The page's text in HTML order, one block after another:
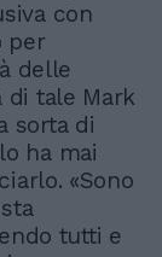
con
per
delle
di tale Mark
sorta di
ha mai
«Sono
tutti e